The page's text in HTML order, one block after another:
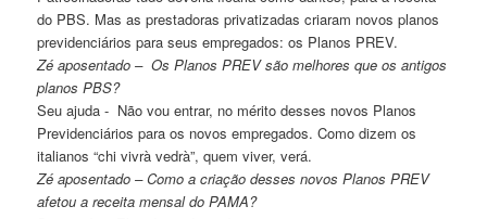
do PBS. Mas as prestadoras privatizadas criaram novos planos
previdenciários para seus empregados: os Planos PREV.
Zé aposentado – Os Planos PREV são melhores que os antigos
planos PBS?
Seu ajuda - Não vou entrar, no mérito desses novos Planos
Previdenciários para os novos empregados. Como dizem os
italianos “chi vivrà vedrà”, quem viver, verá.
Zé aposentado – Como a criação desses novos Planos PREV
afetou a receita mensal do PAMA?